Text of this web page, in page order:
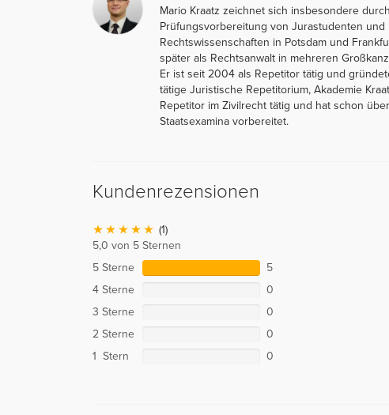
Mario Kraatz zeichnet sich insbesondere
Prüfungsvorbereitung von Jurastudenten
Rechtswissenschaften in Potsdam und
später als Rechtsanwalt in mehreren
Er ist seit 2004 als Repetitor tätig und
tätige Juristische Repetitorium, Akademie
Repetitor im Zivilrecht tätig und hat schon
Staatsexamina vorbereitet.
Kundenrezensionen
(1)
5,0 von 5 Sternen
5 Sterne
5
4 Sterne
0
3 Sterne
0
2 Sterne
0
1 Stern
0